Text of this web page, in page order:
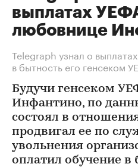
выплатах
любовнице
Telegraph узнал о
в бытность его генсеком
Будучи генсеком
Инфантино, по
состоял в
продвигал ее по
увольнения
оплатил обучение в